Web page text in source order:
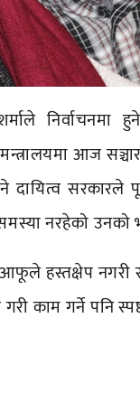
आज
दायित्व सरकारले
नरहेको उनको
हस्तक्षेप
काम गर्ने पनि